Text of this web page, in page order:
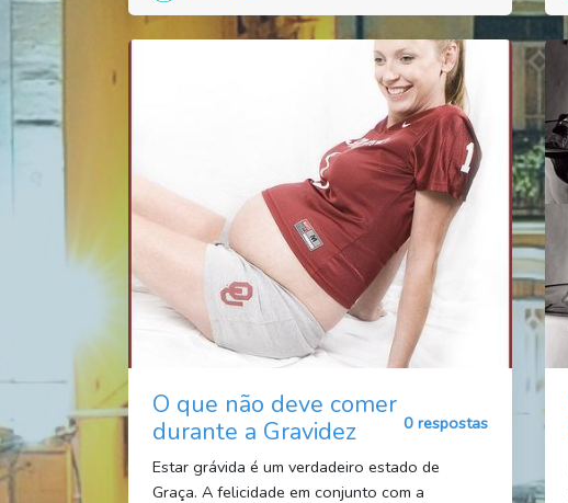
O que não deve comer
durante a Gravidez
0 respostas
Estar grávida é um verdadeiro estado de
Graça. A felicidade em conjunto com a